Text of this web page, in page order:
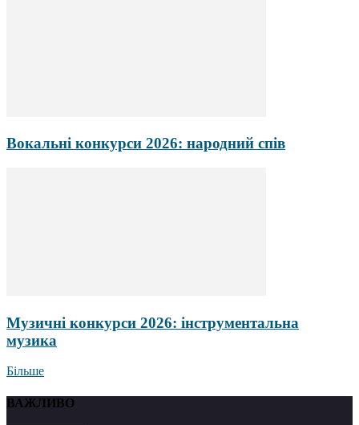
Вокальні конкурси 2026: народний спів
Музичні конкурси 2026: інструментальна
музика
Більше
ВАЖЛИВО